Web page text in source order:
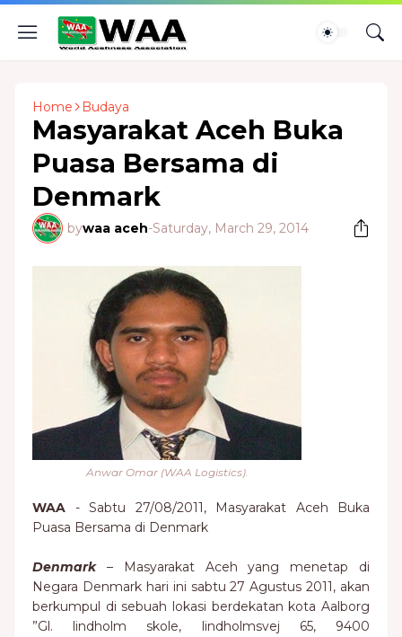
Home Budaya
Masyarakat Aceh Buka
Puasa Bersama di
Denmark
bywaa aceh-Saturday, March 29, 2014
Anwar Omar (WAA Logistics).
WAA - Sabtu 27/08/2011, Masyarakat Aceh Buka
Puasa Bersama di Denmark
Denmark – Masyarakat Aceh yang menetap di
Negara Denmark hari ini sabtu 27 Agustus 2011, akan
berkumpul di sebuah lokasi berdekatan kota Aalborg
”Gl. lindholm skole, lindholmsvej 65, 9400